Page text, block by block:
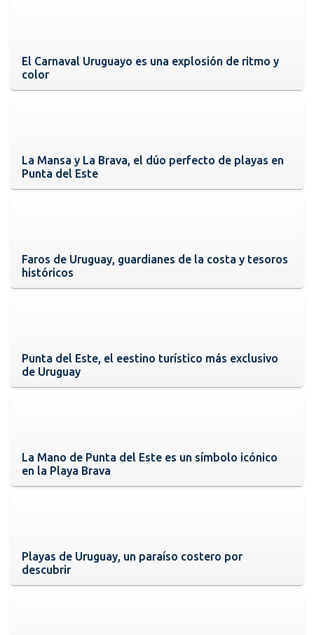
El Carnaval Uruguayo es una explosión de ritmo y
color
La Mansa y La Brava, el dúo perfecto de playas en
Punta del Este
Faros de Uruguay, guardianes de la costa y tesoros
históricos
Punta del Este, el eestino turístico más exclusivo
de Uruguay
La Mano de Punta del Este es un símbolo icónico
en la Playa Brava
Playas de Uruguay, un paraíso costero por
descubrir